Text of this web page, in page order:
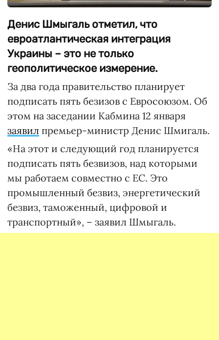
Денис Шмыгаль отметил, что
евроатлантическая интеграция
Украины – это не только
геополитическое измерение.
За два года правительство планирует
подписать пять безизов с Евросоюзом. Об
этом на заседании Кабмина 12 января
заявил премьер-министр Денис Шмигаль.
«На этот и следующий год планируется
подписать пять безвизов, над которыми
мы работаем совместно с ЕС. Это
промышленный безвиз, энергетический
безвиз, таможенный, цифровой и
транспортный», – заявил Шмыгаль.